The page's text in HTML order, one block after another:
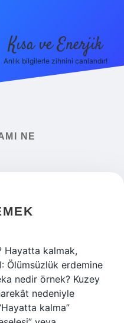
Kısa ve Enerjik
Anlık bilgilerle zihnini canlandır!
NE
Hayatta kalmak,
Ölümsüzlük erdemine
nedir örnek? Kuzey
nedeniyle
kalma”